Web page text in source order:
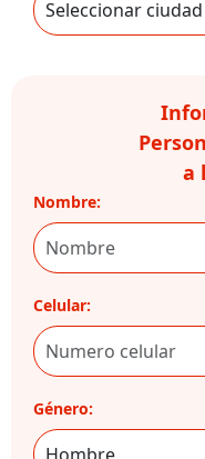
a
Nombre:
Celular:
Género: